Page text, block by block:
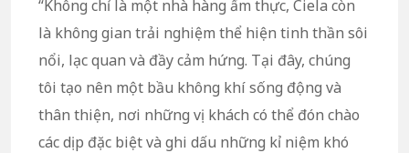
“Không chỉ là một nhà hàng ẩm thực, Ciela còn
là không gian trải nghiệm thể hiện tinh thần sôi
nổi, lạc quan và đầy cảm hứng. Tại đây, chúng
tôi tạo nên một bầu không khí sống động và
thân thiện, nơi những vị khách có thể đón chào
các dịp đặc biệt và ghi dấu những kỉ niệm khó